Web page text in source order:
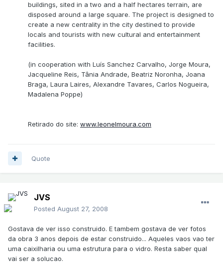
buildings, sited in a two and a half hectares terrain, are
disposed around a large square. The project is designed to
create a new centrality in the city destined to provide
locals and tourists with new cultural and entertainment
facilities.
(in cooperation with Luís Sanchez Carvalho, Jorge Moura,
Jacqueline Reis, Tânia Andrade, Beatriz Noronha, Joana
Braga, Laura Laires, Alexandre Tavares, Carlos Nogueira,
Madalena Poppe)
Retirado do site: www.leonelmoura.com
Quote
JVS
Posted August 27, 2008
Gostava de ver isso construido. E tambem gostava de ver fotos
da obra 3 anos depois de estar construido... Aqueles vaos vao ter
uma caixilharia ou uma estrutura para o vidro. Resta saber qual
vai ser a solucao.